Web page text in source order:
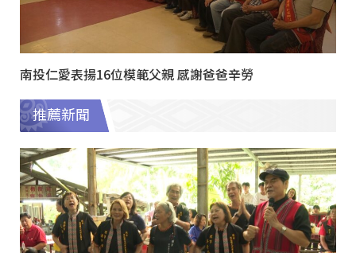
南投仁愛表揚16位模範父親 感謝爸爸辛勞
推薦新聞